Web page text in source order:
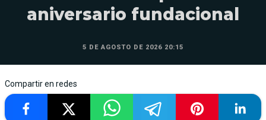
aniversario fundacional
5 DE AGOSTO DE 2026 20:15
Compartir en redes